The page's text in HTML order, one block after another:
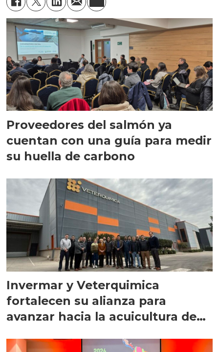
Proveedores del salmón ya
cuentan con una guía para medir
su huella de carbono
Invermar y Veterquimica
fortalecen su alianza para
avanzar hacia la acuicultura de